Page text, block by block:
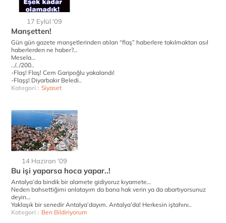
17 Eylül '09
Manşetten!
Gün gün gazete manşetlerinden atılan “flaş” haberlere takılmaktan asıl
haberlerden ne haber?…
Mesela…
../../200..
-Flaş! Flaş! Cem Garipoğlu yakalandı!
-Flaşş! Diyarbakır Beledi..
Kategori : Siyaset
14 Haziran '09
Bu işi yaparsa hoca yapar..!
Antalya’da bindik bir alamete gidiyoruz kıyamete…
Neden bahsettiğimi anlatayım da bana hak verin ya da abartıyorsunuz
deyin…
Yaklaşık bir senedir Antalya’dayım. Antalya’da! Herkesin iştahını..
Kategori : Ben Bildiriyorum